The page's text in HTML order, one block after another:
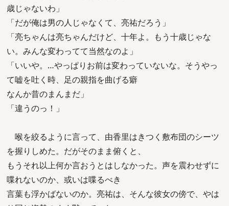
歳じゃないわ」
「だが俺は男の人じゃなくて、亮祐だろう」
「亮ちゃんは亮ちゃんだけど、十年よ。もう十歳じゃな
い。みんな変わってて当然なのよ」
「いいや。…やっぱりお前は変わっていないな。そうやっ
て嘘を吐く時、足の親指を曲げる癖
なんか昔のまんまだ」
「違うのっ！」
喉を絞るように言って、由香里はきつく敷布団のシーツ
を握りしめた。だがそのまま俯くと、
もうそれ以上何か言おうとはしなかった。声を震わせずに
喋れないのか、或いは喋るべき
言葉も浮かばないのか。亮祐は、そんな彼女の傍で、やは